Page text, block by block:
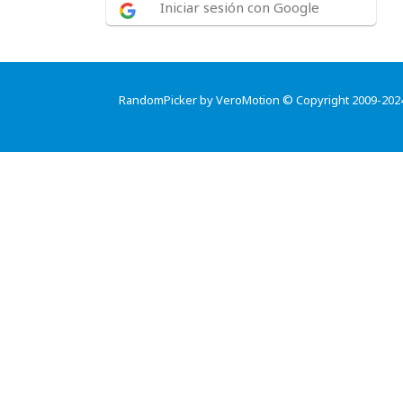
Iniciar sesión con Google
RandomPicker by VeroMotion © Copyright 2009-